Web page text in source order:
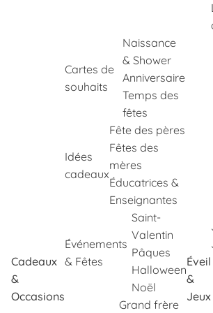
Cadeaux
&
Occasions
Cartes de
souhaits
Naissance
& Shower
Anniversaire
Temps des
fêtes
Idées
cadeaux
Fête des pères
Fêtes des
mères
Éducatrices &
Enseignantes
Événements
& Fêtes
Saint-
Valentin
Pâques
Halloween
Noël
Grand frère
Éveil
&
Jeux